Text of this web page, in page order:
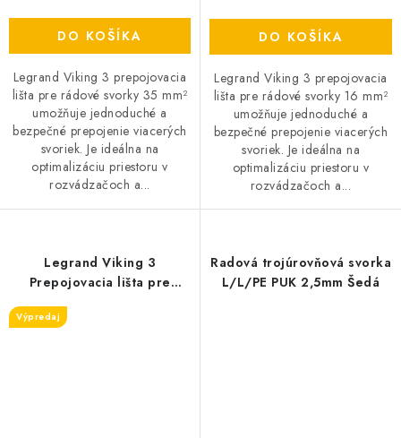
DO KOŠÍKA
Legrand Viking 3 prepojovacia
lišta pre rádové svorky 35 mm²
umožňuje jednoduché a
bezpečné prepojenie viacerých
svoriek. Je ideálna na
optimalizáciu priestoru v
rozvádzačoch a...
DO KOŠÍKA
Legrand Viking 3 prepojovacia
lišta pre rádové svorky 16 mm²
umožňuje jednoduché a
bezpečné prepojenie viacerých
svoriek. Je ideálna na
optimalizáciu priestoru v
rozvádzačoch a...
Legrand Viking 3
Prepojovacia lišta pre
Výpredaj
Radová trojúrovňová svorka
L/L/PE PUK 2,5mm Šedá